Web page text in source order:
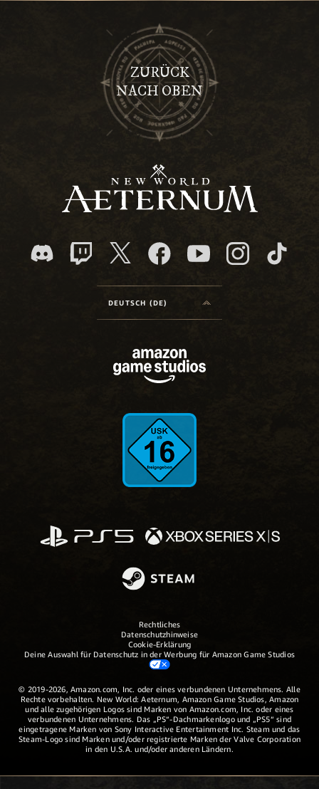
ZURÜCK
NACH OBEN
DEUTSCH (DE)
Rechtliches
Datenschutzhinweise
Cookie-Erklärung
Deine Auswahl für Datenschutz in der Werbung für Amazon Game Studios
© 2019-2026, Amazon.com, Inc. oder eines verbundenen Unternehmens. Alle
Rechte vorbehalten. New World: Aeternum, Amazon Game Studios, Amazon
und alle zugehörigen Logos sind Marken von Amazon.com, Inc. oder eines
verbundenen Unternehmens. Das „PS“-Dachmarkenlogo und „PS5“ sind
eingetragene Marken von Sony Interactive Entertainment Inc. Steam und das
Steam-Logo sind Marken und/oder registrierte Marken der Valve Corporation
in den U.S.A. und/oder anderen Ländern.